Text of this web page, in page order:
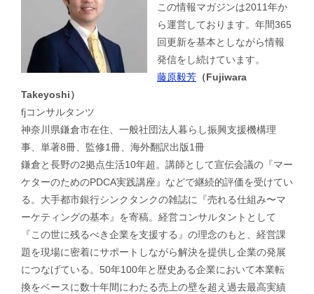
この情報マガジンは2011年か
ら運営しております。年間365
回更新を基本としながら情報
発信をし続けています。
藤原毅芳 （Fujiwara
Takeyoshi）
fjコンサルタンツ
神奈川県鎌倉市在住、一般社団法人暮らし振興支援機構理
事、単著8冊、監修1冊、海外翻訳出版1冊
鎌倉と長野の2拠点生活10年超。講師として宣伝会議の『マー
ケターのためのPDCA実践講座』などで継続的評価を受けてい
る。大手都市銀行シンクタンクの雑誌に『売れる仕組み〜マ
ーケティングの基本』を寄稿。経営コンサルタントとして
『この世に残るべき企業を支援する』の理念のもと、経営課
題を現場に密着にサポートしながら解決を提供し企業の発展
につなげている。50年100年と歴史ある企業において本業転
換をベースに数十年間にわたる売上の壁を超え過去最高実績